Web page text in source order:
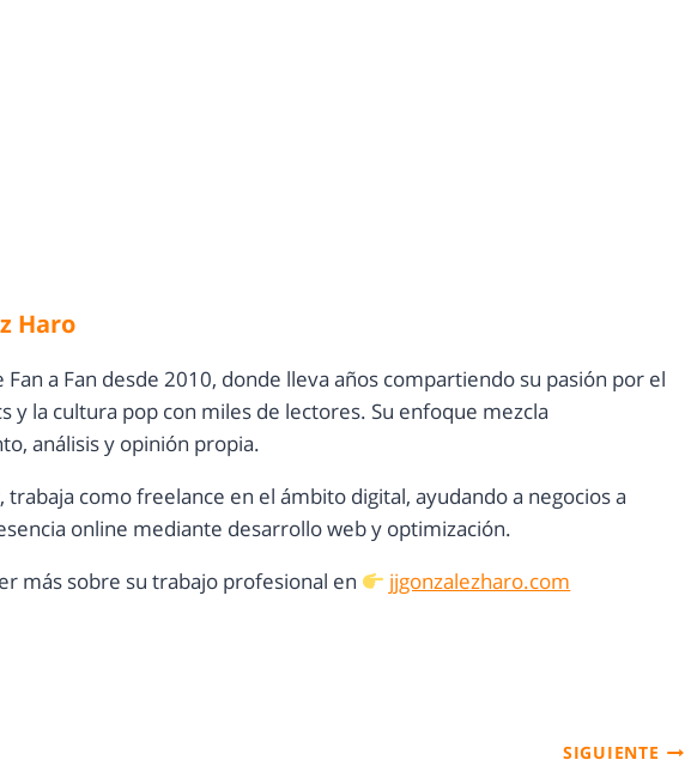
Haro
Fan a Fan desde 2010, donde lleva años compartiendo su pasión por el
y la cultura pop con miles de lectores. Su enfoque mezcla
análisis y opinión propia.
trabaja como freelance en el ámbito digital, ayudando a negocios a
online mediante desarrollo web y optimización.
más sobre su trabajo profesional en
jjgonzalezharo.com
SIGUIENTE